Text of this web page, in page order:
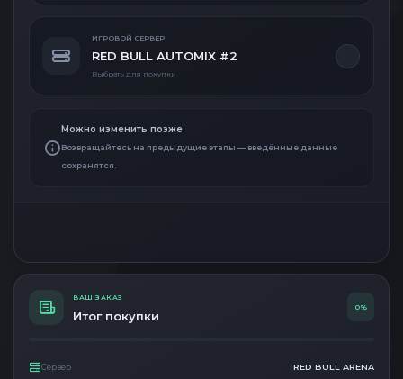
ИГРОВОЙ СЕРВЕР
RED BULL AUTOMIX #2
Выбрать для покупки
Можно изменить позже
Возвращайтесь на предыдущие этапы — введённые данные
сохранятся.
ВАШ ЗАКАЗ
Итог покупки
0%
Сервер RED BULL ARENA